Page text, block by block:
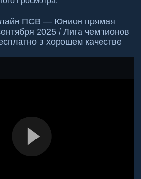
ПСВ — Юнион прямая
2025 / Лига чемпионов
в хорошем качестве